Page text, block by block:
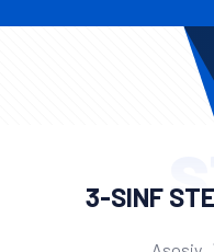
3-SINF